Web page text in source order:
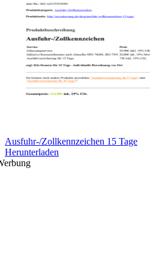
Ausfuhr-/Zollkennzeichen 15 Tage
Herunterladen